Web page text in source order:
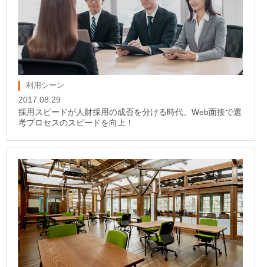
利用シーン
2017.08.29
採用スピードが人財採用の成否を分ける時代、Web面接で選
考プロセスのスピードを向上！